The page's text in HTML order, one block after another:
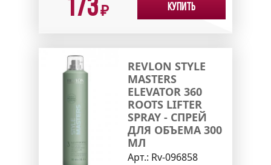
173₽ Купить
REVLON STYLE
MASTERS
ELEVATOR 360
ROOTS LIFTER
SPRAY - CПРЕЙ
ДЛЯ ОБЪЕМА 300
МЛ
Арт.: Rv-096858